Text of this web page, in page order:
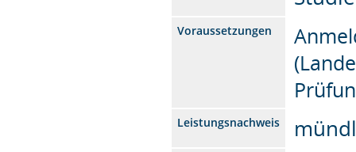
Voraussetzungen
Leistungsnachweis